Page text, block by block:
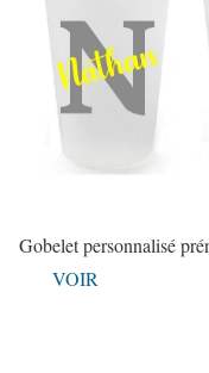
Gobelet personnalisé
VOIR